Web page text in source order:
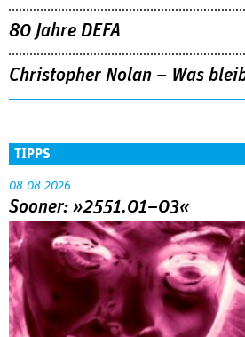
80 Jahre DEFA
Christopher Nolan – Was
TIPPS
08.08.2026
Sooner: »2551.01–03«